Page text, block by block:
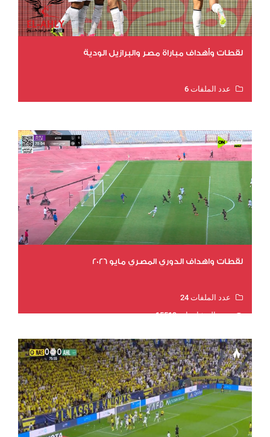
لقطات وأهداف مباراة مصر والبرازيل الودية
عدد الملفات 6
لقطات واهداف الدوري المصري مايو 2026
عدد الملفات 24
عدد المشاهدات 15519